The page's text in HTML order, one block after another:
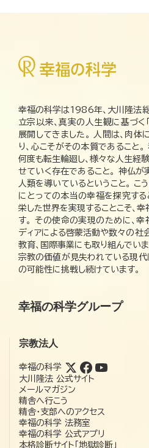
幸福の科学は1986年、大川隆法総
立宗以来、真実の人生観に基づく
展開してきました。 人間は、肉
り、心こそがその本質であること
何度も転生輪廻し、様々な人生経
せていく存在であること。 神仏が
人類を導いているということ。 こ
にとっての本当の幸福を探究す
栄した世界を実現することこそ、
す。 その使命の実現のために、
ディアによる啓蒙活動や数々の社
教育、国際事業にも取り組んでい
宗教の価値が見失われている現
の可能性に挑戦し続けています。
幸福の科学グループ
宗教法人
幸福の科学
大川隆法 公式サイト
メールマガジン
精舎へ行こう
精舎・支部へのアクセス
幸福の科学 法務室
幸福の科学 公式アプリ
本格診断サイト「地獄診断」